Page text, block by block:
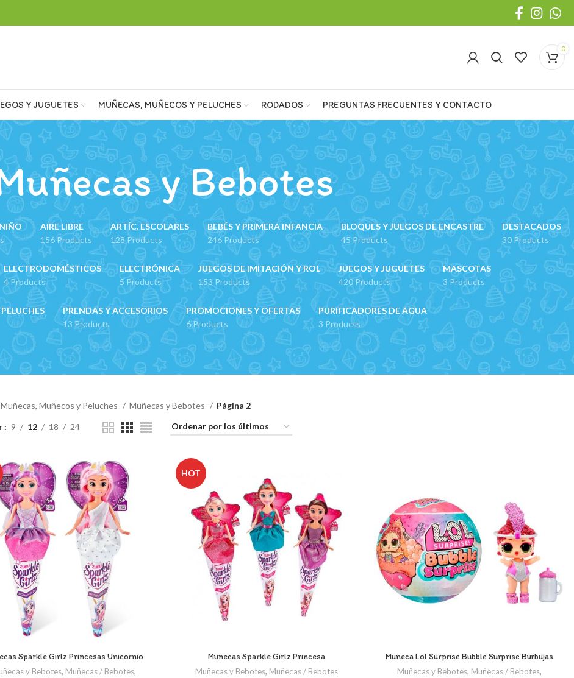
0
Y JUGUETES MUÑECAS, MUÑECOS Y PELUCHES RODADOS PREGUNTAS FRECUENTES Y CONTACTO
y Bebotes
AIRE LIBRE
156 Products
ARTÍC. ESCOLARES
128 Products
BEBÉS Y PRIMERA INFANCIA
246 Products
BLOQUES Y JUEGOS DE ENCASTRE
45 Products
DESTACADOS
30 Products
ELECTRODOMÉSTICOS
4 Products
ELECTRÓNICA
5 Products
JUEGOS DE IMITACIÓN Y ROL
153 Products
JUEGOS Y JUGUETES
420 Products
MASCOTAS
3 Products
PRENDAS Y ACCESORIOS
13 Products
PROMOCIONES Y OFERTAS
6 Products
PURIFICADORES DE AGUA
3 Products
Muñecas, Muñecos y Peluches Muñecas y Bebotes Página 2
9 12 18 24
Sparkle Girlz Princesas Unicornio
y Bebotes, Muñecas / Bebotes,
HOT
Muñecas Sparkle Girlz Princesa
Muñecas y Bebotes, Muñecas / Bebotes
Muñeca Lol Surprise Bubble Surprise Burbujas
Muñecas y Bebotes, Muñecas / Bebotes,